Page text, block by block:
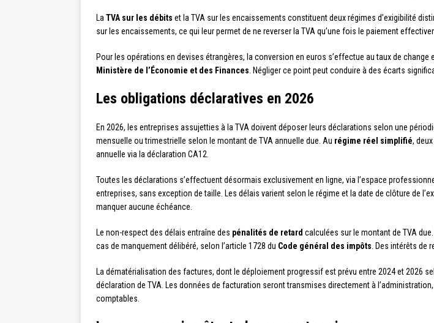
La TVA sur les débits et la TVA sur les encaissements constituent deux régimes d’exigibilité
sur les encaissements, ce qui leur permet de ne reverser la TVA qu’une fois le paiement
Pour les opérations en devises étrangères, la conversion en euros s’effectue au taux de
Ministère de l’Économie et des Finances . Négliger ce point peut conduire à des écarts
Les obligations déclaratives en 2026
En 2026, les entreprises assujetties à la TVA doivent déposer leurs déclarations selon une
mensuelle ou trimestrielle selon le montant de TVA annuelle due. Au régime réel simplifié,
annuelle via la déclaration CA12.
Toutes les déclarations s’effectuent désormais exclusivement en ligne, via l’espace
entreprises, sans exception de taille. Les délais varient selon le régime et la date de clôture de
manquer aucune échéance.
Le non-respect des délais entraîne des pénalités de retard calculées sur le montant de TVA
cas de manquement délibéré, selon l’article 1728 du Code général des impôts . Des intérêts de
La dématérialisation des factures, dont le déploiement progressif est prévu entre 2024 et 2026
déclaration de TVA. Les données de facturation seront transmises directement à
comptables.